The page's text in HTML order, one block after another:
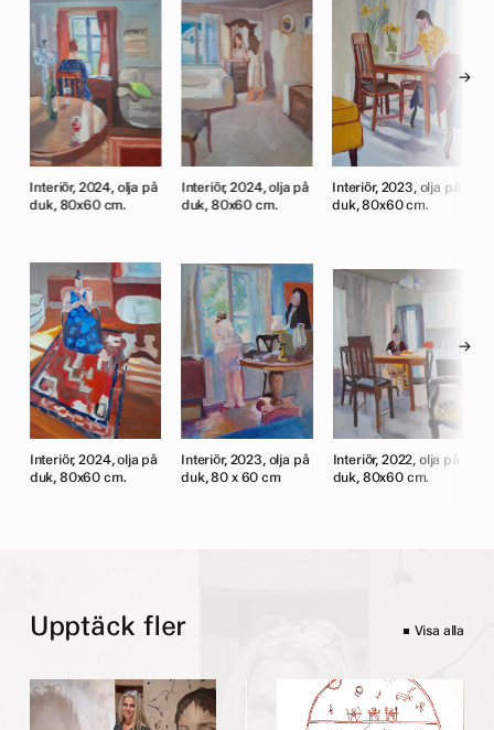
Interiör, 2024, olja på
duk, 80x60 cm.
Interiör, 2024, olja på
duk, 80x60 cm.
Interiör, 2023, olja på
duk, 80x60 cm.
→
Interiör, 2024, olja på
duk, 80x60 cm.
Interiör, 2023, olja på
duk, 80 x 60 cm
Interiör, 2022, olja på
duk, 80x60 cm.
→
Upptäck fler Visa alla